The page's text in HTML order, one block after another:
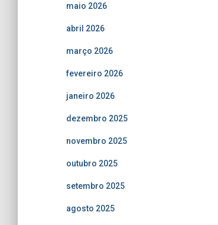
maio 2026
abril 2026
março 2026
fevereiro 2026
janeiro 2026
dezembro 2025
novembro 2025
outubro 2025
setembro 2025
agosto 2025